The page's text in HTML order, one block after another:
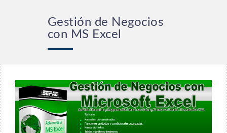
Gestión de Negocios
con MS Excel